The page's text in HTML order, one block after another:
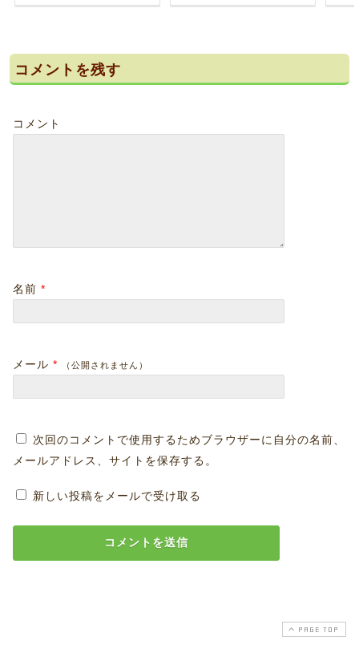
コメントを残す
コメント
名前 *
メール * （公開されません）
次回のコメントで使用するためブラウザーに自分の名前、
メールアドレス、サイトを保存する。
新しい投稿をメールで受け取る
PAGE TOP